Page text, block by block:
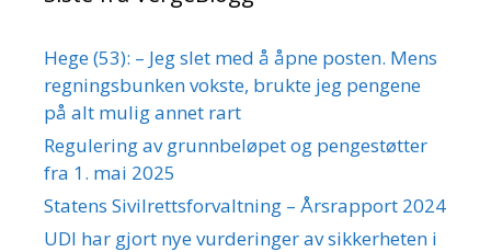
Hege (53): – Jeg slet med å åpne posten. Mens
regningsbunken vokste, brukte jeg pengene
på alt mulig annet rart
Regulering av grunnbeløpet og pengestøtter
fra 1. mai 2025
Statens Sivilrettsforvaltning – Årsrapport 2024
UDI har gjort nye vurderinger av sikkerheten i